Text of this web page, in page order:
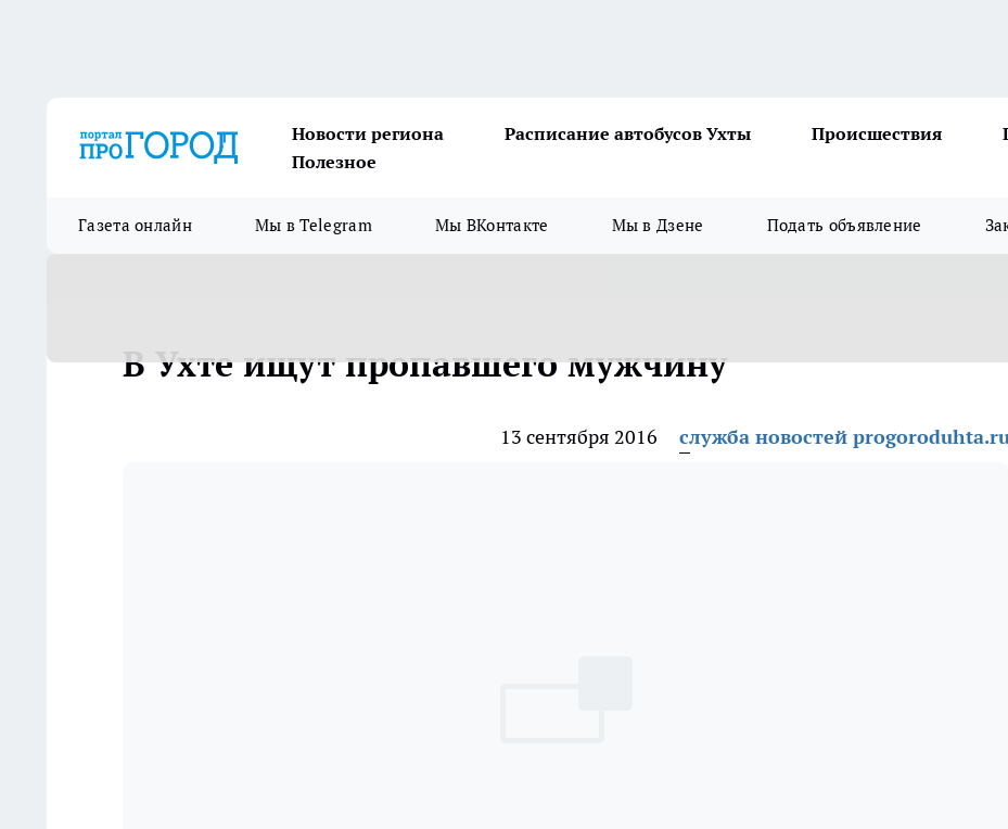
Новости региона Расписание автобусов Ухты Происшествия
Полезное
Газета онлайн Мы в Telegram Мы ВКонтакте Мы в Дзене Подать объявление
В Ухте ищут пропавшего мужчину
13 сентября 2016 служба новостей